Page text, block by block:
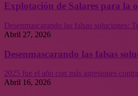
Explotación de Salares para la
Desenmascarando las falsas soluciones:
Abril 27, 2026
Desenmascarando las falsas
2025 fue el año con más agresiones
Abril 16, 2026